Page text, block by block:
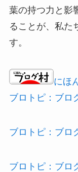
葉の持つ力と影
ることが、私た
す。
にほ
ブロトピ：ブロ
ブロトピ：ブロ
ブロトピ：ブロ